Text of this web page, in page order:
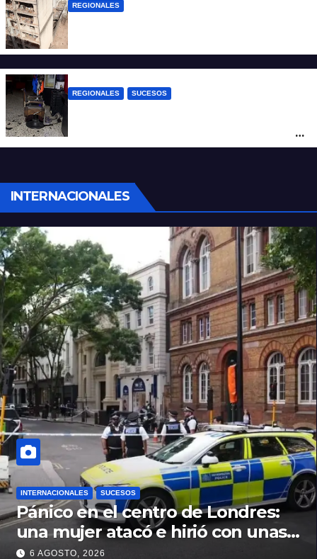
REGIONALES
REGIONALES SUCESOS
robaron todo
INTERNACIONALES
INTERNACIONALES SUCESOS
Pánico en el centro de Londres:
una mujer atacó e hirió con unas
tijeras a cuatro hombres
6 AGOSTO, 2026